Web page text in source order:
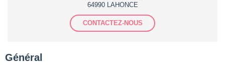
64990 LAHONCE
CONTACTEZ-NOUS
Général